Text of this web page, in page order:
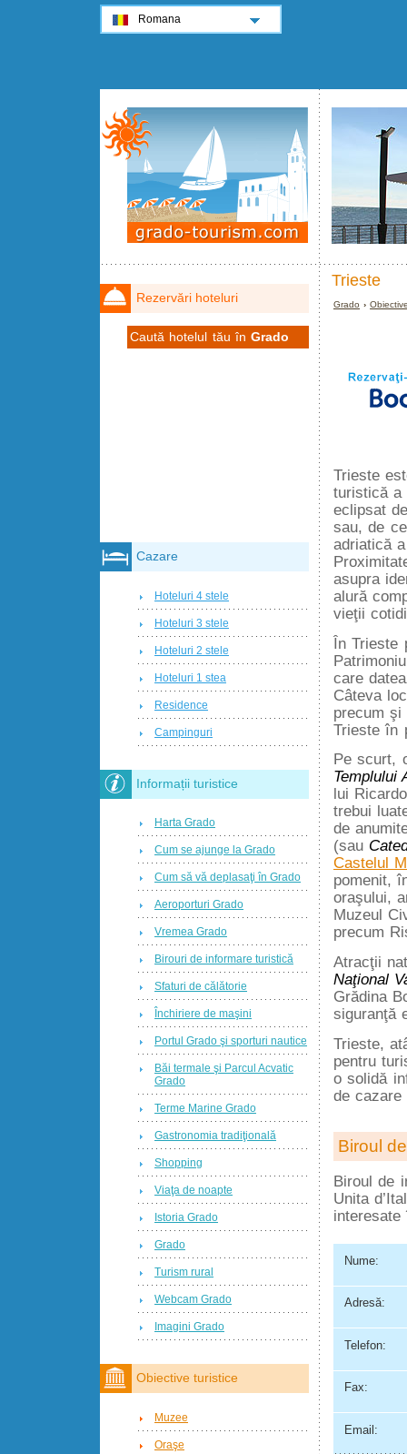
Trieste
Grado ›
Trieste
turistică a
eclipsat
sau, de
adriatică
asupra
alură
vieţii
În Trieste
care
Câteva
precum
Trieste în
Pe scurt,
Templului
lui
trebui
de
(sau
Castelul
pomenit,
oraşului,
Muzeul
precum
Atracţii
Naţional
Grădina
siguranţă
Trieste,
pentru
o solidă
de cazare
Biroul
Biroul de
Unita
Nume:
Adresă:
Telefon:
Fax:
Email:
Rezervări hoteluri
Caută hotelul tău înGrado
Cazare
Hoteluri 4 stele
Hoteluri 3 stele
Hoteluri 2 stele
Hoteluri 1 stea
Residence
Campinguri
Informații turistice
Harta Grado
Cum se ajunge la Grado
Cum să vă deplasaţi în Grado
Aeroporturi Grado
Vremea Grado
Birouri de informare turistică
Sfaturi de călătorie
Închiriere de maşini
Portul Grado şi sporturi nautice
Băi termale şi Parcul Acvatic
Grado
Terme Marine Grado
Gastronomia tradiţională
Shopping
Viaţa de noapte
Istoria Grado
Grado
Turism rural
Webcam Grado
Imagini Grado
Obiective turistice
Muzee
Oraşe
Romana